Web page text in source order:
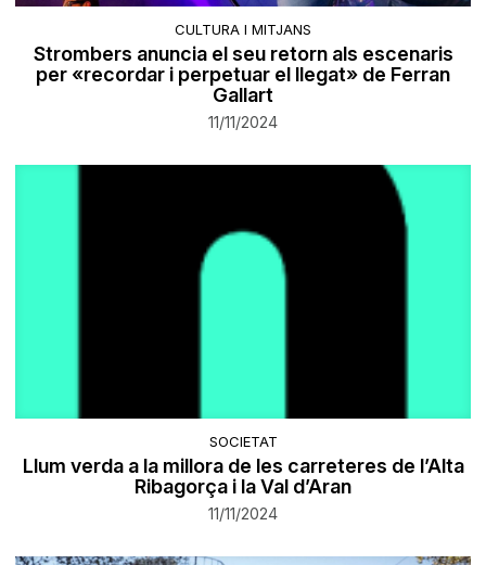
CULTURA I MITJANS
Strombers anuncia el seu retorn als escenaris
per «recordar i perpetuar el llegat» de Ferran
Gallart
11/11/2024
SOCIETAT
Llum verda a la millora de les carreteres de l’Alta
Ribagorça i la Val d’Aran
11/11/2024